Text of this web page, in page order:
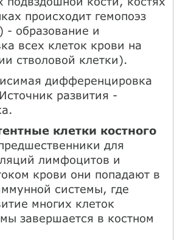
происходит гемопоэз
- образование и
всех клеток крови на
стволовой клетки).
дифференцировка
развития -
клетки костного
для
лимфоцитов и
крови они попадают в
системы, где
многих клеток
завершается в костном